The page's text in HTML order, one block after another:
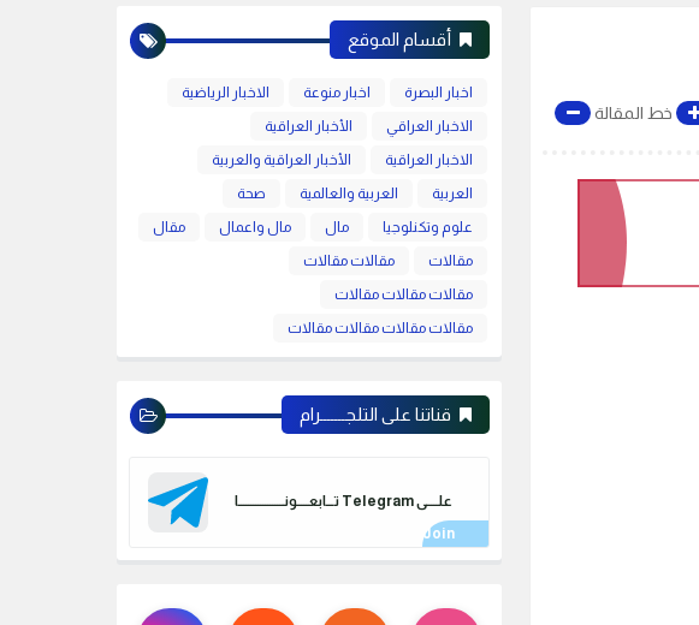
خط المقالة
أقسام الموقع
اخبار البصرة اخبار منوعة
الاخبار الرياضية
الاخبار العراقي
الأخبار العراقية
الاخبار العراقية
الأخبار العراقية والعربية
العربية
العربية والعالمية
صحة
علوم وتكنلوجيا
مال مال واعمال
مقال
مقالات
مقالات مقالات
مقالات مقالات مقالات
مقالات مقالات مقالات مقالات
قناتنا على التلجـــــــرام
علـــــى Telegram تـــابعـــــونـــــــــــــــــــا